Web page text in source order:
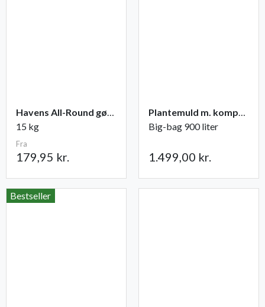
Havens All-Round gødning NPK 12-2-10
15 kg
Fra
179,95 kr.
Plantemuld m. kompost fra Champost
Big-bag 900 liter
1.499,00 kr.
Bestseller